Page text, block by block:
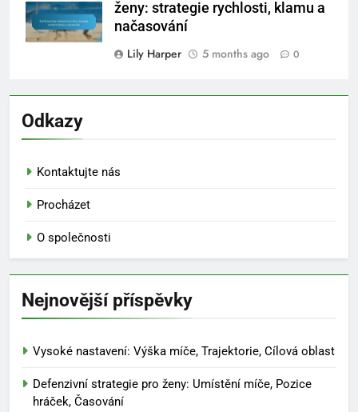
ženy: strategie rychlosti, klamu a
načasování
Lily Harper
5 months ago 0
Odkazy
Kontaktujte nás
Procházet
O společnosti
Nejnovější příspěvky
Vysoké nastavení: Výška míče, Trajektorie, Cílová oblast
Defenzivní strategie pro ženy: Umístění míče, Pozice
hráček, Časování